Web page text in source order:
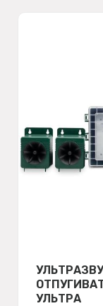
УЛЬТРА